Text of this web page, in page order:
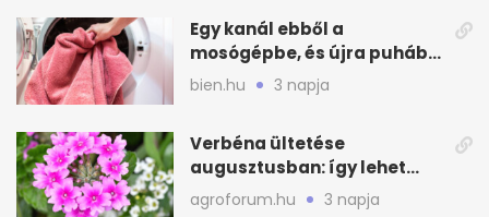
Egy kanál ebből a
mosógépbe, és újra puhább
lesz a törölköző
bien.hu 3 napja
Verbéna ültetése
augusztusban: így lehet
még idén virágos a kert
agroforum.hu 3 napja